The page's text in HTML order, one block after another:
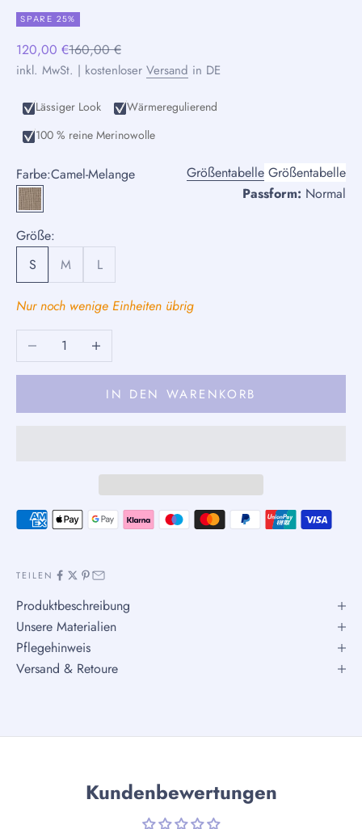
SPARE 25%
Angebot
120,00 €Regulärer Preis
160,00 €
inkl. MwSt. | kostenloser Versand in DE
Lässiger Look
Wärmeregulierend
100 % reine Merinowolle
Größentabelle Größentabelle
Passform: Normal
Farbe:Camel-Melange
Camel-Melange
Größe:
S
M L
Nur noch wenige Einheiten übrig
Anzahl verringernAnzahl erhöhen
IN DEN WARENKORB
TEILEN
Produktbeschreibung
Unsere Materialien
Pflegehinweis
Versand & Retoure
Kundenbewertungen